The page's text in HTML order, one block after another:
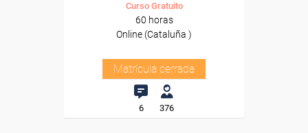
Curso Gratuito
60 horas
Online (Cataluña )
Matrícula cerrada
6 376